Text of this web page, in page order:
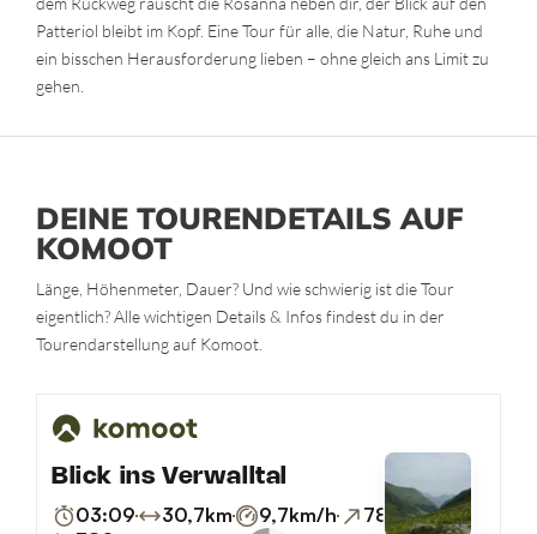
Patteriol bleibt im Kopf. Eine Tour für alle, die Natur, Ruhe und
ein bisschen Herausforderung lieben – ohne gleich ans Limit zu
gehen.
DEINE TOURENDETAILS AUF
KOMOOT
Länge, Höhenmeter, Dauer? Und wie schwierig ist die Tour
eigentlich? Alle wichtigen Details & Infos findest du in der
Tourendarstellung auf Komoot.